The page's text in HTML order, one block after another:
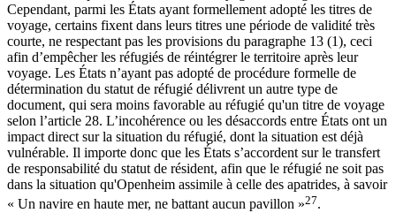
Cependant, parmi les États ayant formellement adopté les titres de
voyage, certains fixent dans leurs titres une période de validité très
courte, ne respectant pas les provisions du paragraphe 13 (1), ceci
afin d’empêcher les réfugiés de réintégrer le territoire après leur
voyage. Les États n’ayant pas adopté de procédure formelle de
détermination du statut de réfugié délivrent un autre type de
document, qui sera moins favorable au réfugié qu'un titre de voyage
selon l’article 28. L’incohérence ou les désaccords entre États ont un
impact direct sur la situation du réfugié, dont la situation est déjà
vulnérable. Il importe donc que les États s’accordent sur le transfert
de responsabilité du statut de résident, afin que le réfugié ne soit pas
dans la situation qu'Openheim assimile à celle des apatrides, à savoir
« Un navire en haute mer, ne battant aucun pavillon »27.